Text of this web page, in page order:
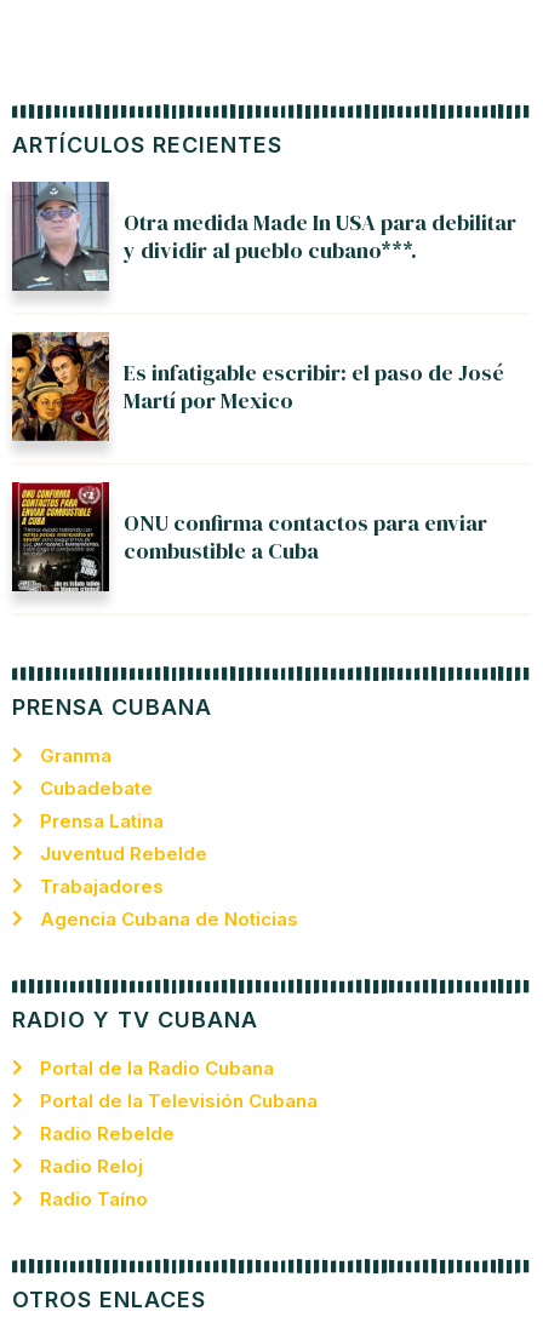
ARTÍCULOS RECIENTES
Otra medida Made In USA para debilitar
y dividir al pueblo cubano***.
Es infatigable escribir: el paso de José
Martí por Mexico
ONU confirma contactos para enviar
combustible a Cuba
PRENSA CUBANA
Granma
Cubadebate
Prensa Latina
Juventud Rebelde
Trabajadores
Agencia Cubana de Noticias
RADIO Y TV CUBANA
Portal de la Radio Cubana
Portal de la Televisión Cubana
Radio Rebelde
Radio Reloj
Radio Taíno
OTROS ENLACES